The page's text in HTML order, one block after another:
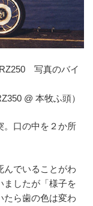
写真のバイ
@ 本牧ふ頭）
。口の中を２か所
んでいることがわ
ましたが「様子を
たら歯の色は変わ